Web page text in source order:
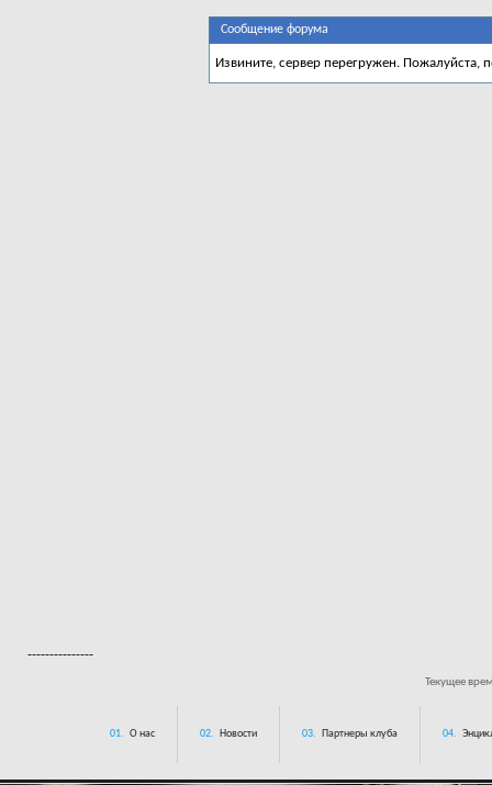
Сообщение форума
Извините, сервер перегружен. Пожалуйста,
---------------
Текущее
01. О нас 02. Новости 03. Партнеры клуба 04.